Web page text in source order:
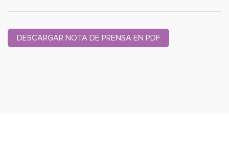
DESCARGAR NOTA DE PRENSA EN PDF